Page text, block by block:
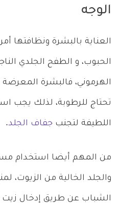
الوجه
العناية بالبشرة ونظافتها
الحبوب، و الطفح الجلدي
الهرموني، فالبشرة
تحتاج للرطوبة، لذلك يجب
اللطيفة لتجنب جفاف الجلد.
من المهم أيضا استخدام
والجلد الخالية من الزيوت،
الشباب عن طريق إدخال زيت